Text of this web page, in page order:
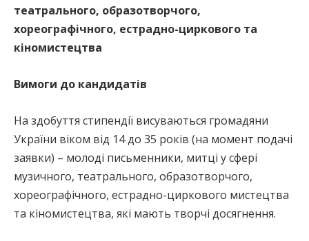
театрального, образотворчого,
хореографічного, естрадно-циркового та
кіномистецтва
Вимоги до кандидатів
На здобуття стипендії висуваються громадяни
України віком від 14 до 35 років (на момент подачі
заявки) – молоді письменники, митці у сфері
музичного, театрального, образотворчого,
хореографічного, естрадно-циркового мистецтва
та кіномистецтва, які мають творчі досягнення.